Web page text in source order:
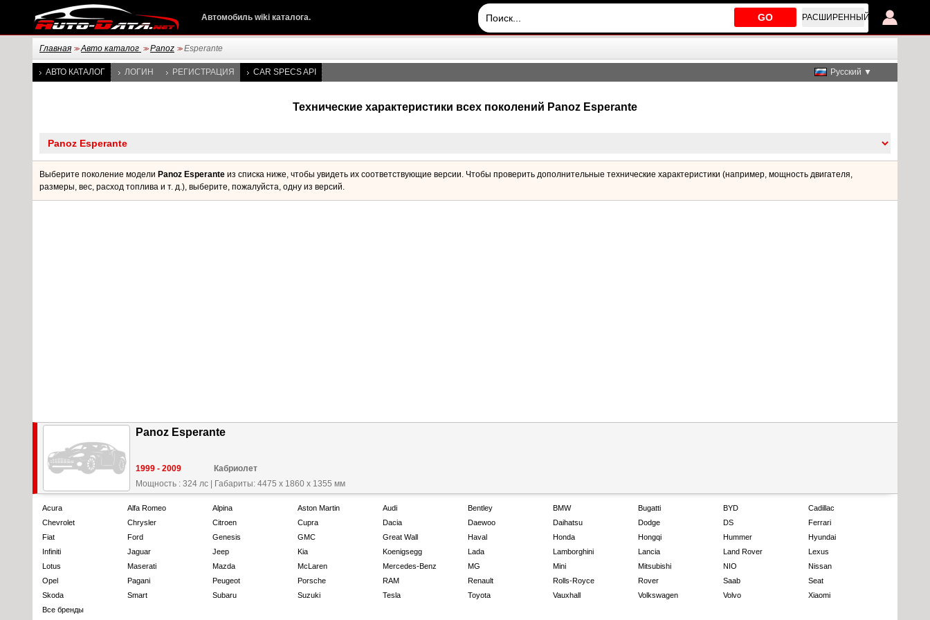
GO РАСШИРЕННЫЙ
Автомобиль wiki каталога.
Главная >> Авто каталог >> Panoz >> Esperante
АВТО КАТАЛОГ ЛОГИН РЕГИСТРАЦИЯ CAR SPECS API Русский ▼
Технические характеристики всех поколений Panoz Esperante
Выберите поколение модели Panoz Esperante из списка ниже, чтобы увидеть их соответствующие версии. Чтобы проверить дополнительные технические характеристики (например, мощность двигателя,
размеры, вес, расход топлива и т. д.), выберите, пожалуйста, одну из версий.
Panoz Esperante
1999 - 2009
Кабриолет
Мощность : 324 лс
Габариты: 4475 x 1860 x 1355 мм
Acura Alfa Romeo Alpina Aston Martin Audi Bentley BMW Bugatti BYD
Cadillac
Chevrolet
Chrysler Citroen Cupra Dacia Daewoo Daihatsu Dodge DS
Ferrari
Fiat
Ford Genesis GMC Great Wall Haval Honda Hongqi Hummer
Hyundai
Infiniti
Jaguar Jeep Kia Koenigsegg Lada Lamborghini Lancia Land Rover
Lexus
Lotus
Maserati Mazda McLaren Mercedes-Benz MG Mini Mitsubishi NIO
Nissan
Opel
Pagani Peugeot Porsche RAM Renault Rolls-Royce Rover Saab
Seat
Skoda
Smart Subaru Suzuki Tesla Toyota Vauxhall Volkswagen Volvo
Xiaomi
Все бренды